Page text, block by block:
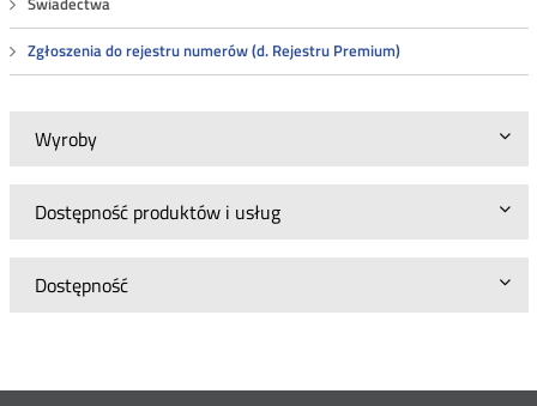
Zgłoszenia do rejestru numerów (d. Rejestru Premium)
Wyroby
Dostępność produktów i usług
Dostępność